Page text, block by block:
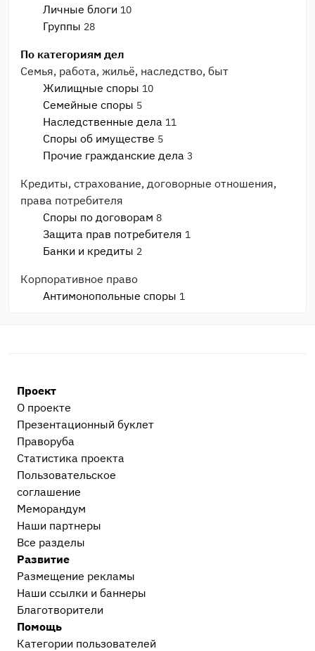
Личные блоги 10
Группы 28
По категориям дел
Семья, работа, жильё, наследство, быт
Жилищные споры 10
Семейные споры 5
Наследственные дела 11
Споры об имуществе 5
Прочие гражданские дела 3
Кредиты, страхование, договорные отношения,
права потребителя
Споры по договорам 8
Защита прав потребителя 1
Банки и кредиты 2
Корпоративное право
Антимонопольные споры 1
Административные дела
Прочие административные дела
Процессуальные вопросы и документы
Уголовный процесс
Гражданский и арбитражный процесс
После приговора или решения суда
Исполнительное производство
Прочее
Остальные дела, не вошедшие в другие
категории 16
Европейский суд
Проблемы современного судопроизводства
Сообщество Праворуб
Проект
О проекте
Презентационный букл​ет
Праворуба
Статистика проекта
Пользовательское
соглашение
Меморандум
Наши партнеры
Все разделы
Развитие
Размещение рекламы
Наши ссылки и баннеры
Благотворители
Помощь
Категории пользователей